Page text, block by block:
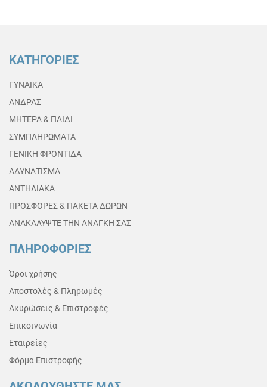
ΚΑΤΗΓΟΡΙΕΣ
ΓΥΝΑΙΚΑ
ΑΝΔΡΑΣ
ΜΗΤΕΡΑ & ΠΑΙΔΙ
ΣΥΜΠΛΗΡΩΜΑΤΑ
ΓΕΝΙΚΗ ΦΡΟΝΤΙΔΑ
ΑΔΥΝΑΤΙΣΜΑ
ΑΝΤΗΛΙΑΚΑ
ΠΡΟΣΦΟΡΕΣ & ΠΑΚΕΤΑ ΔΩΡΩΝ
ΑΝΑΚΑΛΥΨΤΕ ΤΗΝ ΑΝΑΓΚΗ ΣΑΣ
ΠΛΗΡΟΦΟΡΙΕΣ
Όροι χρήσης
Αποστολές & Πληρωμές
Ακυρώσεις & Επιστροφές
Επικοινωνία
Εταιρείες
Φόρμα Επιστροφής